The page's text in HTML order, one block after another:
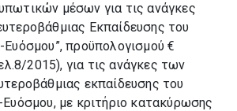
μέσων για τις ανάγκες
Εκπαίδευσης του
προϋπολογισμού €
2015), για τις ανάγκες των
εκπαίδευσης του
με κριτήριο κατακύρωσης